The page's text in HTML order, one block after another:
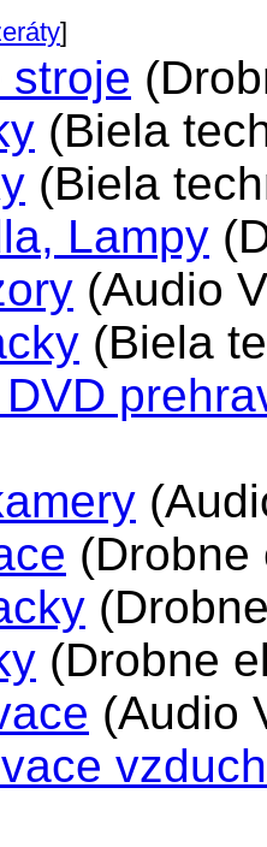
]
stroje
(Biela
(Biela
Lampy
(Audio
(Biela
(Drobne
(Audio